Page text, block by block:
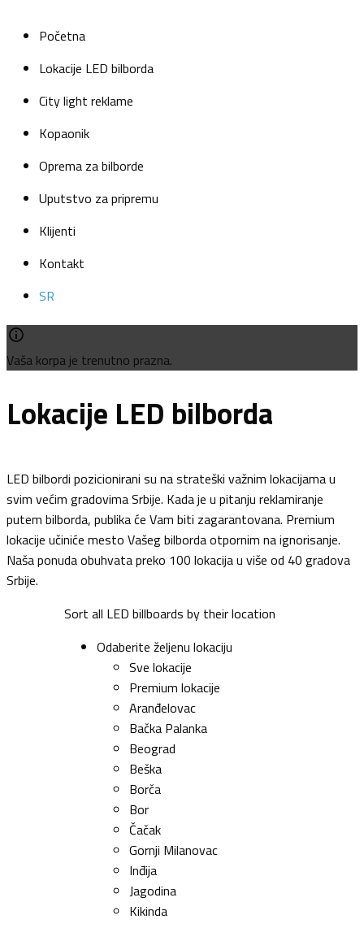
Početna
Lokacije LED bilborda
City light reklame
Kopaonik
Oprema za bilborde
Uputstvo za pripremu
Klijenti
Kontakt
SR
Vaša korpa je trenutno prazna.
Lokacije LED bilborda
LED bilbordi pozicionirani su na strateški važnim lokacijama u
svim većim gradovima Srbije. Kada je u pitanju reklamiranje
putem bilborda, publika će Vam biti zagarantovana. Premium
lokacije učiniće mesto Vašeg bilborda otpornim na ignorisanje.
Naša ponuda obuhvata preko 100 lokacija u više od 40 gradova
Srbije.
Sort all LED billboards by their location
Odaberite željenu lokaciju
Sve lokacije
Premium lokacije
Aranđelovac
Bačka Palanka
Beograd
Beška
Borča
Bor
Čačak
Gornji Milanovac
Inđija
Jagodina
Kikinda